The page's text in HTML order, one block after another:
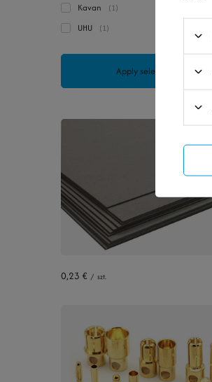
Kavan 1
UHU 1
Apply selected filters
0,23 € / szt.